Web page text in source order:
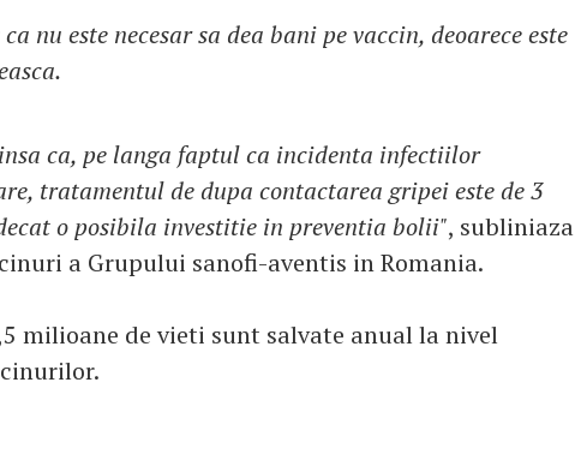
nu este necesar sa dea bani pe vaccin, deoarece este
ca, pe langa faptul ca incidenta infectiilor
tratamentul de dupa contactarea gripei este de 3
o posibila investitie in preventia bolii", subliniaza
a Grupului sanofi-aventis in Romania.
milioane de vieti sunt salvate anual la nivel